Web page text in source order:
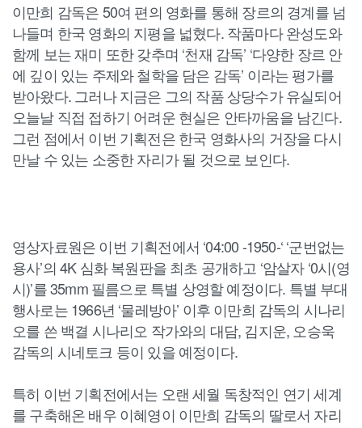
이만희 감독은 50여 편의 영화를 통해 장르의 경계를 넘
나들며 한국 영화의 지평을 넓혔다. 작품마다 완성도와
함께 보는 재미 또한 갖추며 ‘천재 감독’ ‘다양한 장르 안
에 깊이 있는 주제와 철학을 담은 감독’ 이라는 평가를
받아왔다. 그러나 지금은 그의 작품 상당수가 유실되어
오늘날 직접 접하기 어려운 현실은 안타까움을 남긴다.
그런 점에서 이번 기획전은 한국 영화사의 거장을 다시
만날 수 있는 소중한 자리가 될 것으로 보인다.
영상자료원은 이번 기획전에서 ‘04:00 -1950-‘ ‘군번없는
용사’의 4K 심화 복원판을 최초 공개하고 ‘암살자 ‘0시(영
시)’를 35mm 필름으로 특별 상영할 예정이다. 특별 부대
행사로는 1966년 ‘물레방아’ 이후 이만희 감독의 시나리
오를 쓴 백결 시나리오 작가와의 대담, 김지운, 오승욱
감독의 시네토크 등이 있을 예정이다.
특히 이번 기획전에서는 오랜 세월 독창적인 연기 세계
를 구축해온 배우 이혜영이 이만희 감독의 딸로서 자리